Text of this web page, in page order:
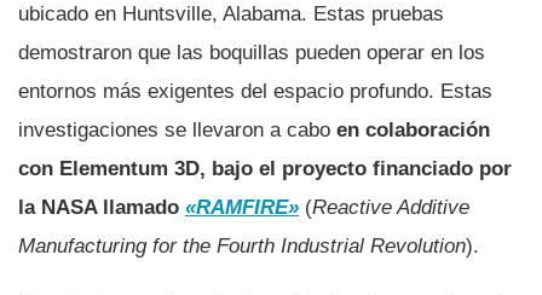
ubicado en Huntsville, Alabama. Estas pruebas
demostraron que las boquillas pueden operar en los
entornos más exigentes del espacio profundo. Estas
investigaciones se llevaron a cabo en colaboración
con Elementum 3D, bajo el proyecto financiado por
la NASA llamado «RAMFIRE» (Reactive Additive
Manufacturing for the Fourth Industrial Revolution).